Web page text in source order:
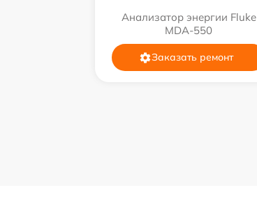
Анализатор энергии Fluke
MDA-550
Заказать ремонт